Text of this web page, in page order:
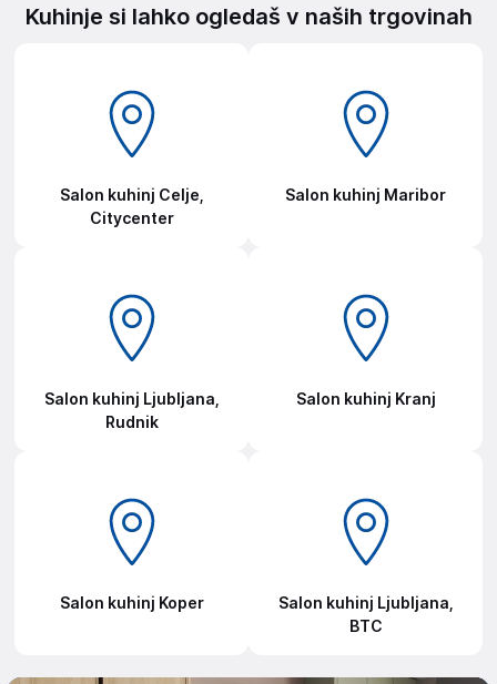
Kuhinje si lahko ogledaš v naših trgovinah
Salon kuhinj Celje,
Citycenter
Salon kuhinj Maribor
Salon kuhinj Ljubljana,
Rudnik
Salon kuhinj Kranj
Salon kuhinj Koper
Salon kuhinj Ljubljana,
BTC